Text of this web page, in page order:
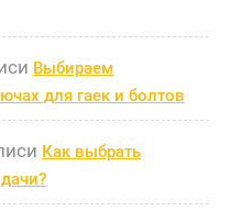
Выбираем
для гаек и болтов
Как выбрать